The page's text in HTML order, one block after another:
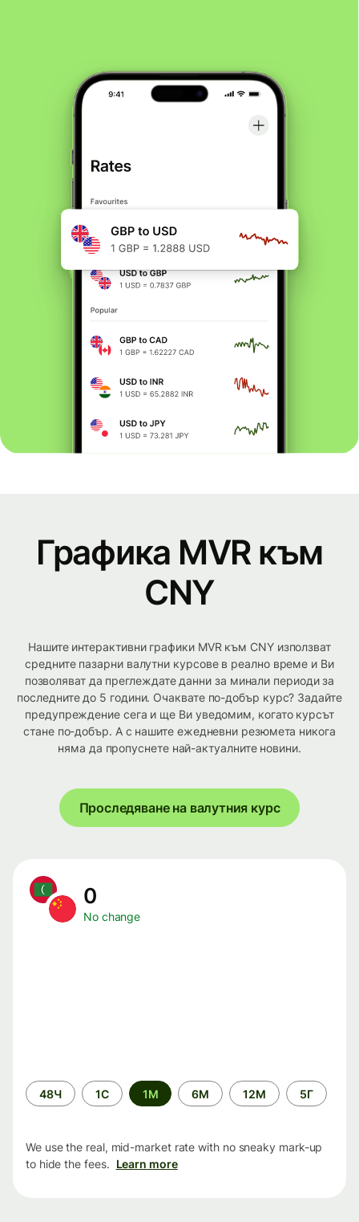
Графика MVR към
CNY
Нашите интерактивни графики MVR към CNY използват
средните пазарни валутни курсове в реално време и Ви
позволяват да преглеждате данни за минали периоди за
последните до 5 години. Очаквате по-добър курс? Задайте
предупреждение сега и ще Ви уведомим, когато курсът
стане по-добър. А с нашите ежедневни резюмета никога
няма да пропуснете най-актуалните новини.
Проследяване на валутния курс
0
No change
Time
period
48Ч 1С 1М 6М 12М 5Г
We use the real, mid-market rate with no sneaky mark-up
to hide the fees. Learn more